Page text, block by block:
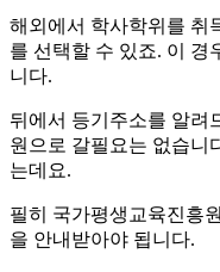
해외에서 학사학위를 취
를 선택할 수 있죠. 이 경
니다.
뒤에서 등기주소를 알려
원으로 갈필요는 없습니
는데요.
필히 국가평생교육진흥
을 안내받아야 됩니다.